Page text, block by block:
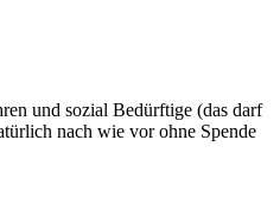
und sozial Bedürftige (das darf
nach wie vor ohne Spende